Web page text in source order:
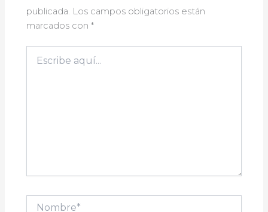
publicada. Los campos obligatorios están
marcados con*
aquí...